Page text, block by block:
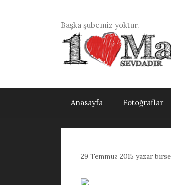
Başka şubemiz yoktur.
Anasayfa Fotoğraflar
29 Temmuz 2015 yazar